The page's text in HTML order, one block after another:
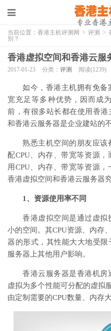
当前位置： 香港主机评测网 > 评测 >
别？
香港虚拟空间和香港云服
2017-01-23 分类： 评测 阅读(1239)
如今，香港主机拥有免
宽充足等多种优势，因而成
前，有很多站长都在使用香
和香港云服务器是企业建站的
熟悉主机空间的朋友应该
配CPU、内存、带宽等资源
用CPU、内存、带宽等资源
香港虚拟空间和香港云服务器
1、资源使用率不同
香港虚拟空间是通过虚拟
小的空间。其CPU资源、内存
器的形式，其性能大大地受
服务器上其他用户影响。
香港云服务器是香港机房
虚拟为多个性能可分配的虚拟
由定制需要的CPU数量、内存